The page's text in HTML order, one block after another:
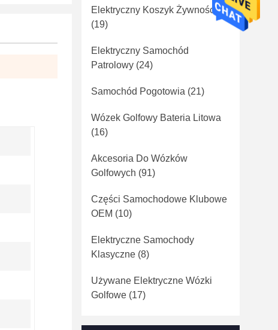
Elektryczny Koszyk Żywności
(19)
Elektryczny Samochód
Patrolowy (24)
Samochód Pogotowia (21)
Wózek Golfowy Bateria Litowa
(16)
Akcesoria Do Wózków
Golfowych (91)
Części Samochodowe Klubowe
OEM (10)
Elektryczne Samochody
Klasyczne (8)
Używane Elektryczne Wózki
Golfowe (17)